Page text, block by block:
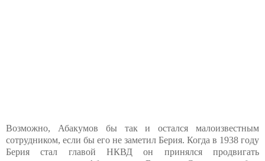
Возможно, Абакумов бы так и остался малоизвестным
сотрудником, если бы его не заметил Берия. Когда в 1938 году
Берия стал главой НКВД он принялся продвигать